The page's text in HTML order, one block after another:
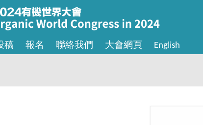
稿 報名 聯絡我們 大會網頁 English